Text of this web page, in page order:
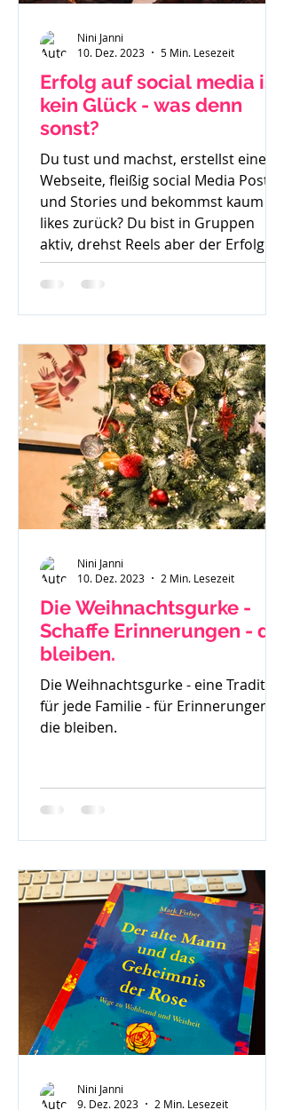
Erfolg auf social media ist
kein Glück - was denn
sonst?
Du tust und machst, erstellst eine
Webseite, fleißig social Media Posts
und Stories und bekommst kaum
likes zurück? Du bist in Gruppen
aktiv, drehst Reels aber der Erfolg
bleibt aus. So langsam weißt du
nicht mehr weiter. Was denn noch
besonders überzeugt von einem
geschriebenen Beitrag bist - läuft
dieser gar nicht. Du weißt in dir drin
- ich kann richtig was, ich habe eine
Botschaft aber scheinbar hört sie
Niemand oder
Nini Janni
10. Dez. 2023
5 Min. Lesezeit
Die Weihnachtsgurke -
Schaffe Erinnerungen - die
bleiben.
Die Weihnachtsgurke - eine Tradition
für jede Familie - für Erinnerungen
die bleiben.
Nini Janni
10. Dez. 2023
2 Min. Lesezeit
Nini Janni
9. Dez. 2023
2 Min. Lesezeit